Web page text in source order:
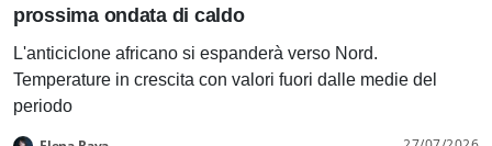
prossima ondata di caldo
L'anticiclone africano si espanderà verso Nord.
Temperature in crescita con valori fuori dalle medie del
periodo